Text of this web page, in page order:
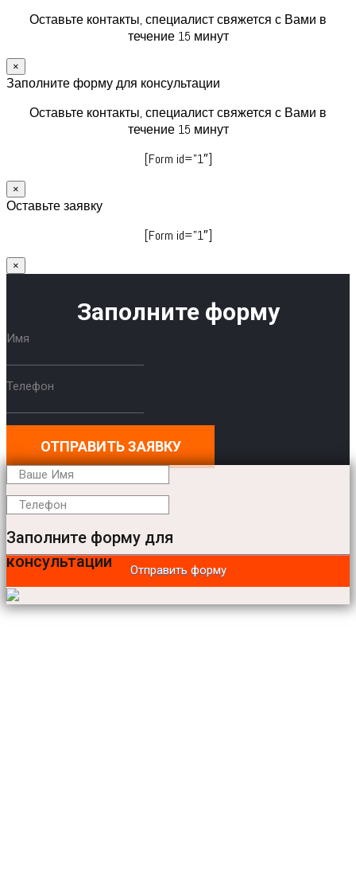
Оставьте контакты, специалист свяжется с Вами в
течение 15 минут
×
Заполните форму для консультации
Оставьте контакты, специалист свяжется с Вами в
течение 15 минут
[Form id=”1″]
×
Оставьте заявку
[Form id=”1″]
×
Заполните форму
Имя
Телефон
ОТПРАВИТЬ ЗАЯВКУ
Заполните форму для
консультации
Отправить форму